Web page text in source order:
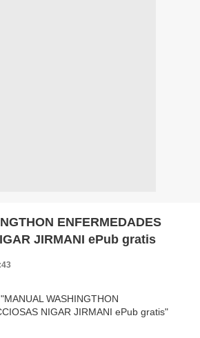
ENFERMEDADES
JIRMANI ePub gratis